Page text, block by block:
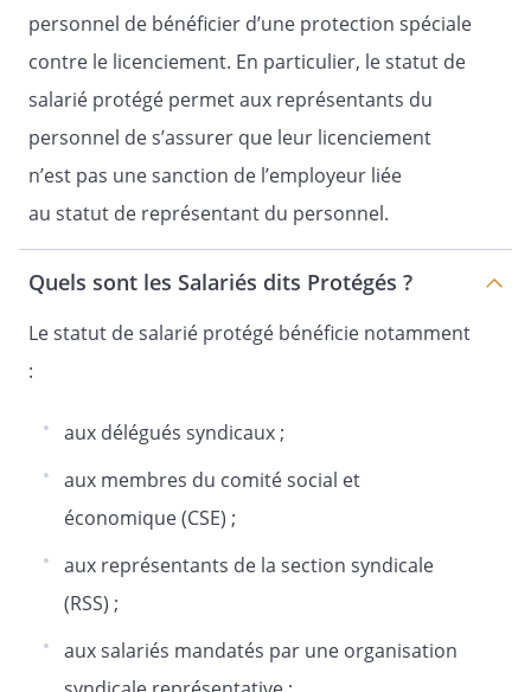
personnel de bénéficier d’une protection spéciale
contre le licenciement. En particulier, le statut de
salarié protégé permet aux représentants du
personnel de s’assurer que leur licenciement
n’est pas une sanction de l’employeur liée
au statut de représentant du personnel.
Quels sont les Salariés dits Protégés ?
Le statut de salarié protégé bénéficie notamment
:
aux délégués syndicaux ;
aux membres du comité social et
économique (CSE) ;
aux représentants de la section syndicale
(RSS) ;
aux salariés mandatés par une organisation